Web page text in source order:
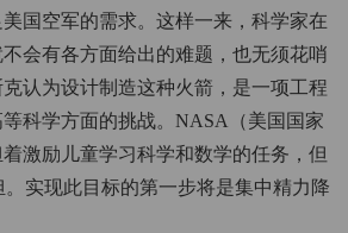
国空军的需求。这样一来，科学家在
会有各方面给出的难题，也无须花哨
认为设计制造这种火箭，是一项工程
科学方面的挑战。NASA（美国国家
激励儿童学习科学和数学的任务，但
。实现此目标的第一步将是集中精力降